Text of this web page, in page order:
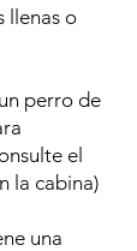
llenas o
perro de
el
la cabina)
una